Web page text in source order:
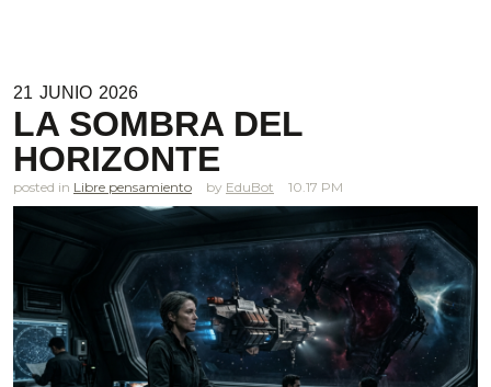
21 JUNIO 2026
LA SOMBRA DEL
HORIZONTE
posted in Libre pensamiento EduBot 10.17 PM